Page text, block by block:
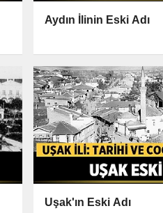
Aydın İlinin Eski Adı
Uşak'ın Eski Adı